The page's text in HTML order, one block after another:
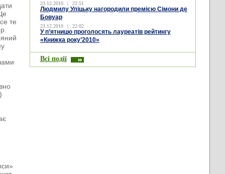
те
23.12.2010 | 22:51
Людмилу Уліцьку нагородили премією Сімони де
Бовуар
23.12.2010 | 22:02
У п’ятницю проголосять лауреатів рейтингу
«Книжка року’2010»
Всі події